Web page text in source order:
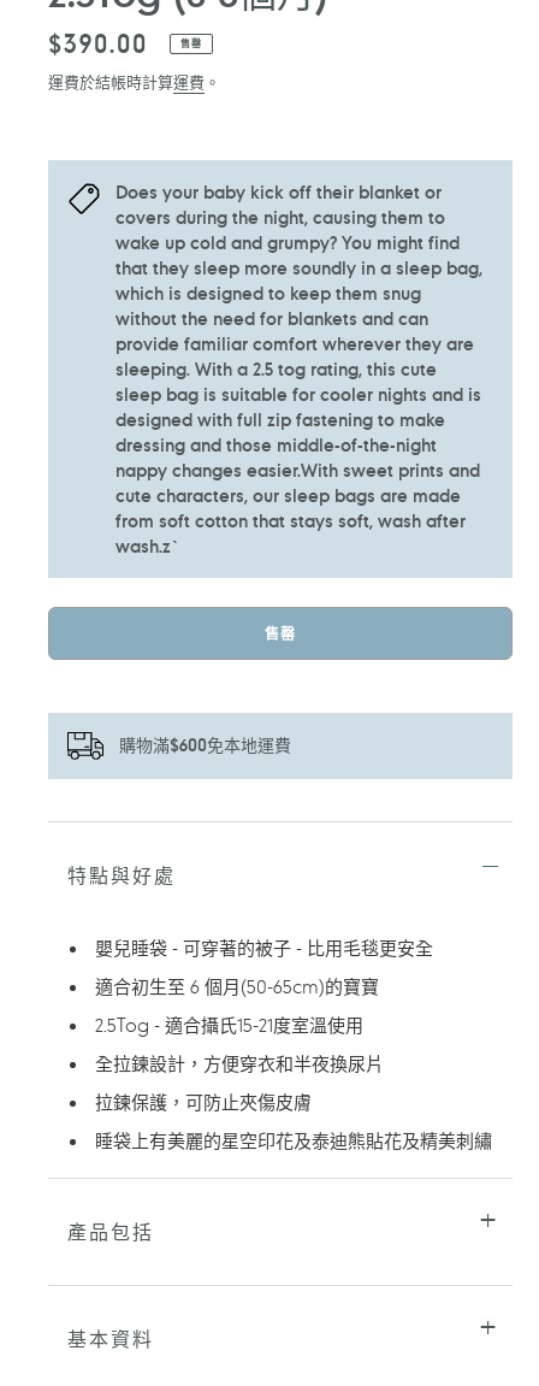
定
價
$390.00 售罄
運費於結帳時計算運費 。
Does your baby kick off their blanket or
covers during the night, causing them to
wake up cold and grumpy? You might find
that they sleep more soundly in a sleep bag,
which is designed to keep them snug
without the need for blankets and can
provide familiar comfort wherever they are
sleeping. With a 2.5 tog rating, this cute
sleep bag is suitable for cooler nights and is
designed with full zip fastening to make
dressing and those middle-of-the-night
nappy changes easier.With sweet prints and
cute characters, our sleep bags are made
from soft cotton that stays soft, wash after
wash.z`
售罄
購物滿$600免本地運費
正
特點與好處
嬰兒睡袋 - 可穿著的被子 - 比用毛毯更安全
適合初生至 6 個月(50-65cm)的寶寶
2.5Tog - 適合攝氏15-21度室溫使用
全拉鍊設計，方便穿衣和半夜換尿片
拉鍊保護，可防止夾傷皮膚
睡袋上有美麗的星空印花及泰迪熊貼花及精美刺繡
產品包括
基本資料